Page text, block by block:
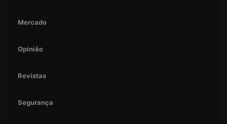
Mercado
Opinião
Revistas
Segurança